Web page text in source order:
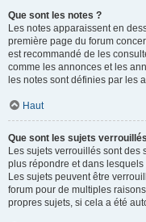
Que sont les notes ?
Les notes apparaissent en
première page du forum
est recommandé de les
comme les annonces et les
les notes sont définies par les
Haut
Que sont les sujets
Les sujets verrouillés sont
plus répondre et dans
Les sujets peuvent être
forum pour de multiples
propres sujets, si cela a été